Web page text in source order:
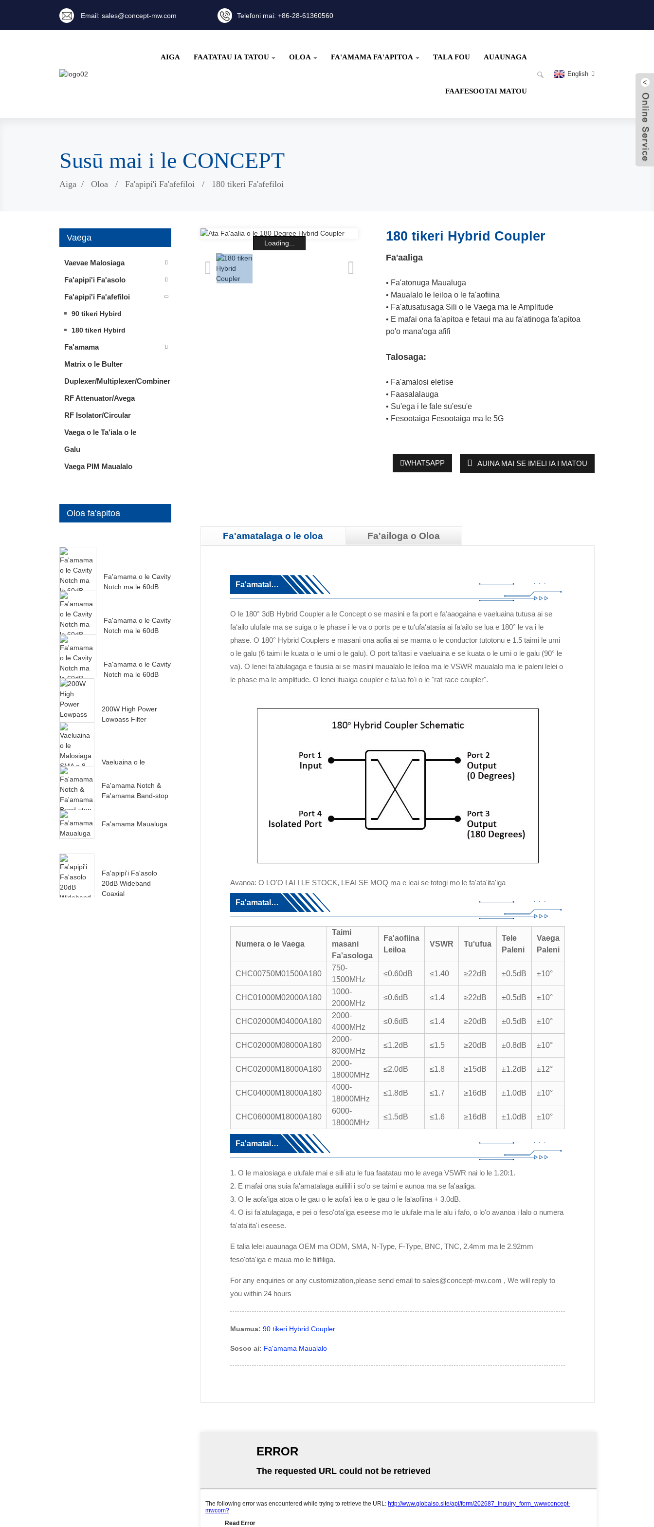
Email: sales@concept-mw.com Telefoni mai: +86-28-61360560
AIGA FAATATAU IA TATOU OLOA FA'AMAMA FA'APITOA TALA FOU AUAUNAGA
FAAFESOOTAI MATOU
English
Susū mai i le CONCEPT
Aiga Oloa Fa'apipi'i Fa'afefiloi 180 tikeri Fa'afefiloi
Vaega
Vaevae Malosiaga
Fa'apipi'i Fa'asolo
Fa'apipi'i Fa'afefiloi
90 tikeri Hybird
180 tikeri Hybird
Fa'amama
Matrix o le Bulter
Duplexer/Multiplexer/Combiner
RF Attenuator/Avega
RF Isolator/Circular
Vaega o le Ta'iala o le
Galu
Vaega PIM Maualalo
Oloa fa'apitoa
Fa'amama o le Cavity
Notch ma le 60dB
Fa'amama o le Cavity
Notch ma le 60dB
Fa'amama o le Cavity
Notch ma le 60dB
200W High Power
Lowpass Filter
Vaeluaina o le
Auala ma le Vaeluaina
o le Malosiaga RF
Fa'amama Notch &
Fa'amama Band-stop
Fa'amama Maualuga
Fa'apipi'i Fa'asolo
20dB Wideband
Coaxial
Loading... 180 tikeri Hybrid Coupler
Fa'aaliga
• Fa'atonuga Maualuga
• Maualalo le leiloa o le fa'aofiina
• Fa'atusatusaga Sili o le Vaega ma le Amplitude
• E mafai ona fa'apitoa e fetaui ma au fa'atinoga fa'apitoa
po'o mana'oga afifi
Talosaga:
• Fa'amalosi eletise
• Faasalalauga
• Su'ega i le fale su'esu'e
• Fesootaiga Fesootaiga ma le 5G
WHATSAPP AUINA MAI SE IMELI IA I MATOU
Fa'amatalaga o le oloa Fa'ailoga o Oloa
Fa'amatalaga
O le 180° 3dB Hybrid Coupler a le Concept o se masini e fa port e faʻaaogaina e vaeluaina tutusa ai se
faʻailo ulufale ma se suiga o le phase i le va o ports pe e tuʻufaʻatasia ai faʻailo se lua e 180° le va i le
phase. O 180° Hybrid Couplers e masani ona aofia ai se mama o le conductor tutotonu e 1.5 taimi le umi
o le galu (6 taimi le kuata o le umi o le galu). O port taʻitasi e vaeluaina e se kuata o le umi o le galu (90° le
va). O lenei faʻatulagaga e fausia ai se masini maualalo le leiloa ma le VSWR maualalo ma le paleni lelei o
le phase ma le amplitude. O lenei ituaiga coupler e taʻua foʻi o le "rat race coupler".
Avanoa: O LO'O I AI I LE STOCK, LEAI SE MOQ ma e leai se totogi mo le fa'ata'ita'iga
Fa'amatalaga Fa'apitoa
Numera o le Vaega
Taimi
masani
Fa'asologa
Fa'aofiina
Leiloa
VSWR Tu'ufua
Tele
Paleni
Vaega
Paleni
CHC00750M01500A180
750-
1500MHz
≤0.60dB ≤1.40 ≥22dB ±0.5dB ±10°
CHC01000M02000A180
1000-
2000MHz
≤0.6dB ≤1.4 ≥22dB ±0.5dB ±10°
CHC02000M04000A180
2000-
4000MHz
≤0.6dB ≤1.4 ≥20dB ±0.5dB ±10°
CHC02000M08000A180
2000-
8000MHz
≤1.2dB ≤1.5 ≥20dB ±0.8dB ±10°
CHC02000M18000A180
2000-
18000MHz
≤2.0dB ≤1.8 ≥15dB ±1.2dB ±12°
CHC04000M18000A180
4000-
18000MHz
≤1.8dB ≤1.7 ≥16dB ±1.0dB ±10°
CHC06000M18000A180
6000-
18000MHz
≤1.5dB ≤1.6 ≥16dB ±1.0dB ±10°
Fa'amatalaga
1. O le malosiaga e ulufale mai e sili atu le fua faatatau mo le avega VSWR nai lo le 1.20:1.
2. E mafai ona suia fa'amatalaga auiliili i so'o se taimi e aunoa ma se fa'aaliga.
3. O le aofaʻiga atoa o le gau o le aofaʻi lea o le gau o le faʻaofiina + 3.0dB.
4. O isi fa'atulagaga, e pei o feso'ota'iga eseese mo le ulufale ma le alu i fafo, o lo'o avanoa i lalo o numera
fa'ata'ita'i eseese.
E talia lelei auaunaga OEM ma ODM, SMA, N-Type, F-Type, BNC, TNC, 2.4mm ma le 2.92mm
feso'ota'iga e maua mo le filifiliga.
For any enquiries or any customization,please send email to sales@concept-mw.com , We will reply to
you within 24 hours
Muamua: 90 tikeri Hybrid Coupler
Sosoo ai: Fa'amama Maualalo